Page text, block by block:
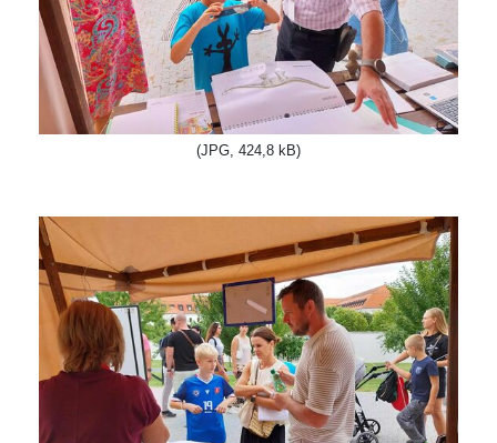
(JPG, 424,8 kB)